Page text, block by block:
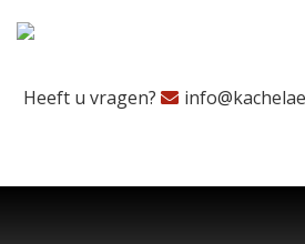
Heeft u vragen?